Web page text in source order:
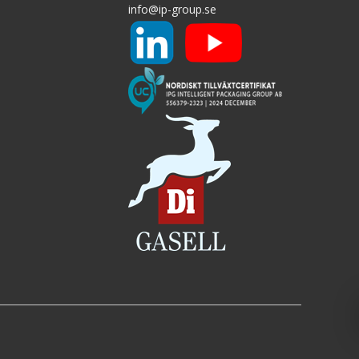
Utförande väggar Pallcontainer PS:
Väggar runt om
Avdelare
Kan erhållas 4-24 fack
info@ip-group.se